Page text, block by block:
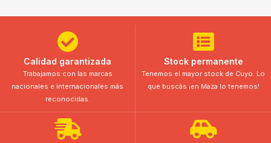
Calidad garantizada
Trabajamos con las marcas
nacionales e internacionales más
reconocidas.
Stock permanente
Tenemos el mayor stock de Cuyo. Lo
que buscás ¡en Maza lo tenemos!